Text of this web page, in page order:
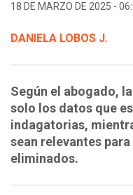
18 DE MARZO DE 2025 -
DANIELA LOBOS J.
Según el abogado,
solo los datos que
indagatorias,
sean relevantes
eliminados.